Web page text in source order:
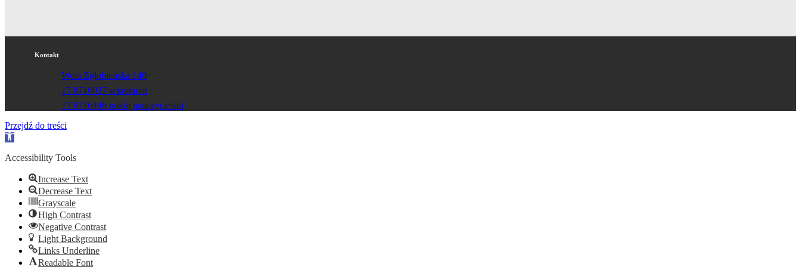
Kontakt
Wola Zgłobieńska 140
17 8716027 sekretariat
17 8716446 pokój nauczycielski
Przejdź do treści
Otwórz
narzędzi
Accessibility Tools
Increase Text
Decrease Text
Grayscale
High Contrast
Negative Contrast
Light Background
Links Underline
Readable Font